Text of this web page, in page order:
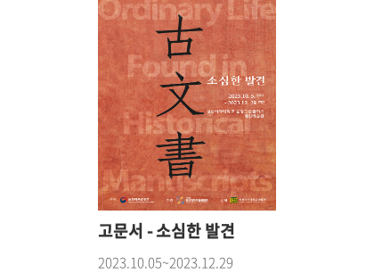
고문서 - 소심한 발견
2023.10.05~2023.12.29